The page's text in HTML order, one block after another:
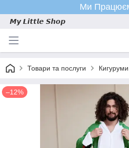
Ми
𝙈𝙮 𝙇𝙞𝙩𝙩𝙡𝙚 𝙎𝙝𝙤𝙥
Товари та послуги
–12%